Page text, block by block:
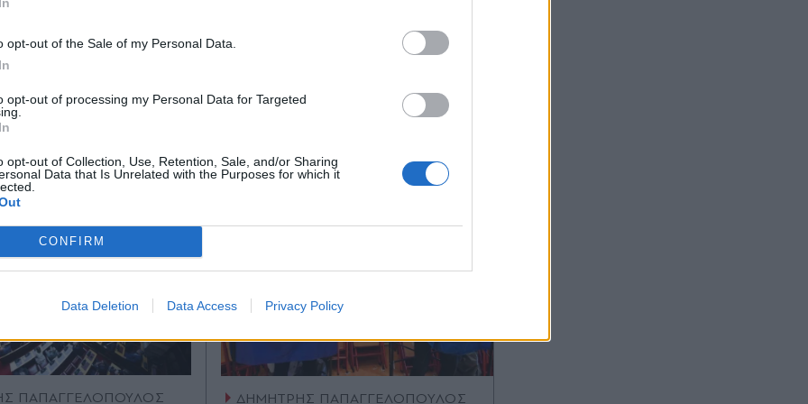
opt-out of the Sale of my Personal Data.
opt-out of processing my Personal Data for Targeted
opt-out of Collection, Use, Retention, Sale, and/or Sharing
Data that Is Unrelated with the Purposes for which it
CONFIRM
Data Deletion Data Access Privacy Policy
Ακολουθήστε μας στο
ΠΑΠΑΓΓΕΛΟΠΟΥΛΟΣ
ΔΗΜΗΤΡΗΣ ΠΑΠΑΓΓΕΛΟΠΟΥΛΟΣ
Αποδέχομαι τουςόρους χρήσης